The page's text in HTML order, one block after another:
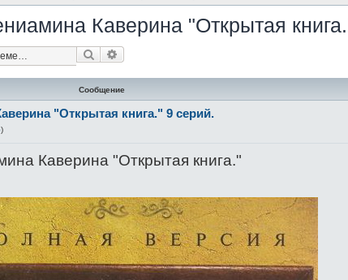
Каверина "Открытая
Поиск
Сообщение
"Открытая книга." 9 серий.
)
Каверина "Открытая книга."